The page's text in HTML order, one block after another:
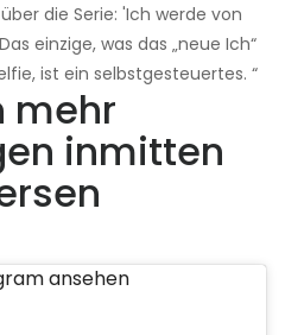
die Serie: 'Ich werde von
einzige, was das „neue Ich“
ist ein selbstgesteuertes. “
mehr
inmitten
ansehen